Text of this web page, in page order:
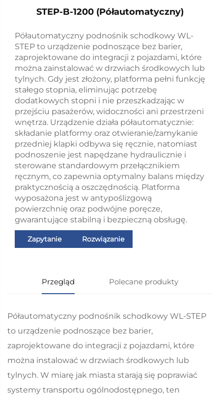
STEP-B-1200 (półautomatyczny)
Półautomatyczny podnośnik schodkowy WL-
STEP to urządzenie podnoszące bez barier,
zaprojektowane do integracji z pojazdami, które
można zainstalować w drzwiach środkowych lub
tylnych. Gdy jest złożony, platforma pełni funkcję
stałego stopnia, eliminując potrzebę
dodatkowych stopni i nie przeszkadzając w
przejściu pasażerów, widoczności ani przestrzeni
wnętrza. Urządzenie działa półautomatycznie:
składanie platformy oraz otwieranie/zamykanie
przedniej klapki odbywa się ręcznie, natomiast
podnoszenie jest napędzane hydraulicznie i
sterowane standardowym przełącznikiem
ręcznym, co zapewnia optymalny balans między
praktycznością a oszczędnością. Platforma
wyposażona jest w antypoślizgową
powierzchnię oraz podwójne poręcze,
gwarantujące stabilną i bezpieczną obsługę.
Zapytanie Rozwiązanie
Przegląd Polecane produkty
Półautomatyczny podnośnik schodkowy WL-STEP
to urządzenie podnoszące bez barier,
zaprojektowane do integracji z pojazdami, które
można instalować w drzwiach środkowych lub
tylnych. W miarę jak miasta starają się poprawiać
systemy transportu ogólnodostępnego, ten